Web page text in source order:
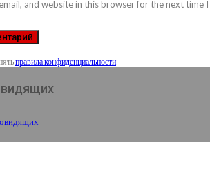
and website in this browser for the next time I
правила конфиденциальности